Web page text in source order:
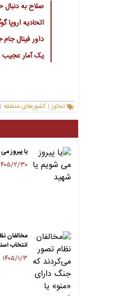
صلاح به دنبال
اتحادیه اروپا
داور فینال
یک آمار عجیب
تجاوز | کشورهای منطقه |
یا پیروز
۱۴۰۵/۲/
مخالفان
انتخاب
۱۴۰۵/۱/۳